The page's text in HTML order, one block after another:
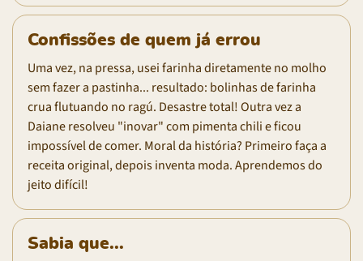
Confissões de quem já errou
Uma vez, na pressa, usei farinha diretamente no molho
sem fazer a pastinha... resultado: bolinhas de farinha
crua flutuando no ragú. Desastre total! Outra vez a
Daiane resolveu "inovar" com pimenta chili e ficou
impossível de comer. Moral da história? Primeiro faça a
receita original, depois inventa moda. Aprendemos do
jeito difícil!
Sabia que...